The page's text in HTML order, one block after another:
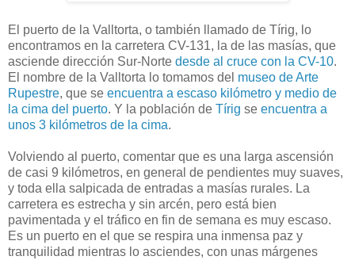
El puerto de la Valltorta, o también llamado de Tírig, lo
encontramos en la carretera CV-131, la de las masías, que
asciende dirección Sur-Norte desde al cruce con la CV-10.
El nombre de la Valltorta lo tomamos del museo de Arte
Rupestre, que se encuentra a escaso kilómetro y medio de
la cima del puerto. Y la población de Tírig se encuentra a
unos 3 kilómetros de la cima.
Volviendo al puerto, comentar que es una larga ascensión
de casi 9 kilómetros, en general de pendientes muy suaves,
y toda ella salpicada de entradas a masías rurales. La
carretera es estrecha y sin arcén, pero está bien
pavimentada y el tráfico en fin de semana es muy escaso.
Es un puerto en el que se respira una inmensa paz y
tranquilidad mientras lo asciendes, con unas márgenes